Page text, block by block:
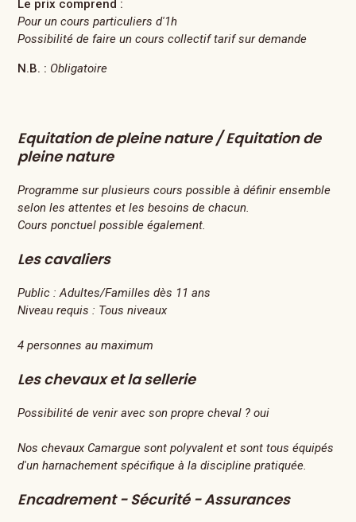
Le prix comprend :
Pour un cours particuliers d'1h
Possibilité de faire un cours collectif tarif sur demande
N.B. : Obligatoire
Equitation de pleine nature / Equitation de
pleine nature
Programme sur plusieurs cours possible à définir ensemble
selon les attentes et les besoins de chacun.
Cours ponctuel possible également.
Les cavaliers
Public : Adultes/Familles dès 11 ans
Niveau requis : Tous niveaux
4 personnes au maximum
Les chevaux et la sellerie
Possibilité de venir avec son propre cheval ? oui
Nos chevaux Camargue sont polyvalent et sont tous équipés
d'un harnachement spécifique à la discipline pratiquée.
Encadrement - Sécurité - Assurances